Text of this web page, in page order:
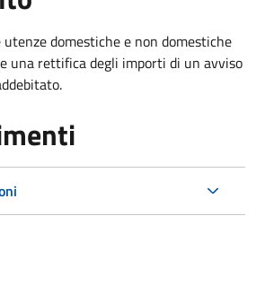
domestiche e non domestiche
una rettifica degli importi di un avviso